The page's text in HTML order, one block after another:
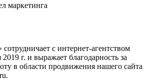
маркетинга
с интернет-агентством
2019 г. и выражает благодарность за
в области продвижения нашего сайта